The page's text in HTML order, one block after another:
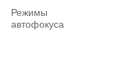
Режимы
автофокуса